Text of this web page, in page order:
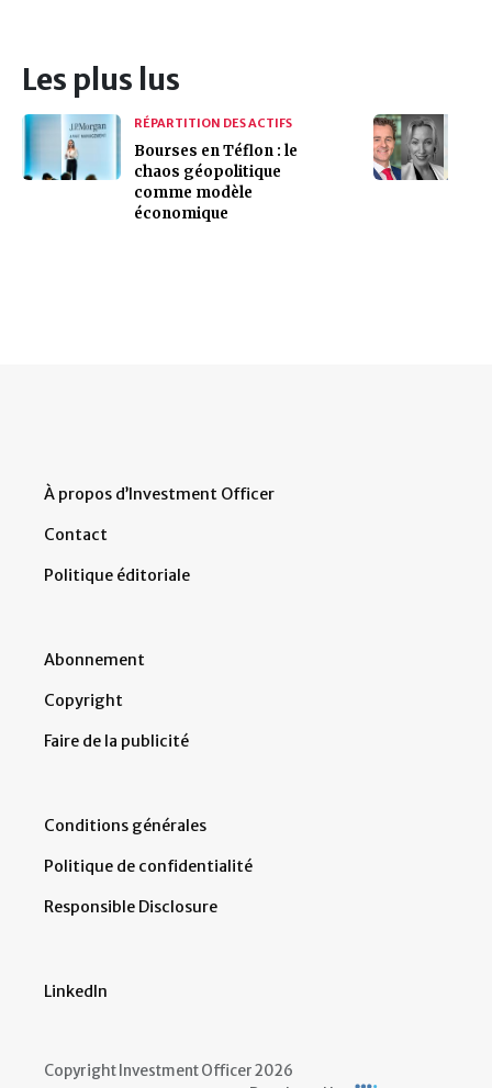
Les plus lus
RÉPARTITION DES ACTIFS
Bourses en Téflon : le
chaos géopolitique
comme modèle
économique
À propos d’Investment Officer
Contact
Politique éditoriale
Abonnement
Copyright
Faire de la publicité
Conditions générales
Politique de confidentialité
Responsible Disclosure
LinkedIn
Copyright Investment Officer 2026